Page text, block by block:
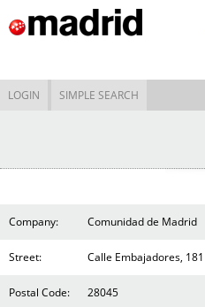
LOGIN SIMPLE SEARCH
Company: Comunidad de Madrid
Street: Calle Embajadores, 181
Postal Code: 28045